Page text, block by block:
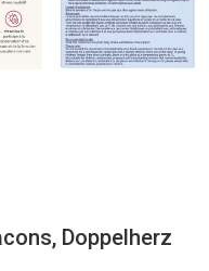
Doppelherz